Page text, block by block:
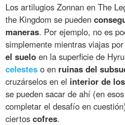
Los artilugios Zonnan en The
the Kingdom se pueden
maneras. Por ejemplo, no es
simplemente mientras viajas
el suelo en la superficie de
celestes o en ruinas del
cruzárselos en el interior de
se pueden sacar de ahí (en
completar el desafío en
ciertoscofres.